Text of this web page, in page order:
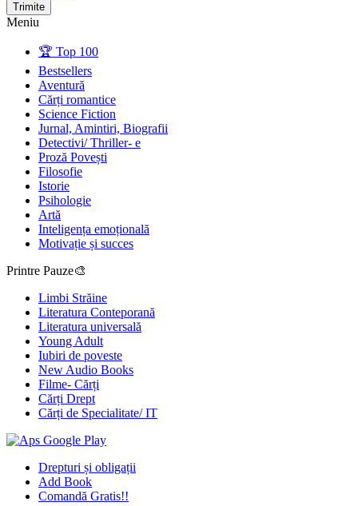
Trimite
Meniu
🏆 Top 100
Bestsellers
Aventură
Cărți romantice
Science Fiction
Jurnal, Amintiri, Biografii
Detectivi/ Thriller- e
Proză Povești
Filosofie
Istorie
Psihologie
Artă
Inteligența emoțională
Motivație și succes
Printre Pauze🎨
Limbi Străine
Literatura Conteporană
Literatura universală
Young Adult
Iubiri de poveste
New Audio Books
Filme- Cărți
Cărți Drept
Cărți de Specialitate/ IT
Drepturi și obligații
Add Book
Comandă Gratis!!